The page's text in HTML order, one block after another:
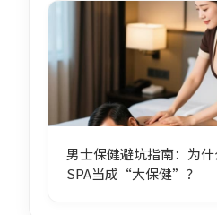
男士保健避坑指南：为
SPA当成“大保健”？